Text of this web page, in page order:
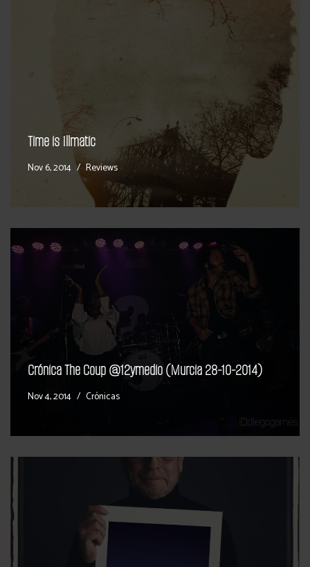
Time is Illmatic
Nov 6, 2014 Reviews
Crónica The Coup @12ymedio (Murcia 28-10-2014)
Nov 4, 2014 Crónicas